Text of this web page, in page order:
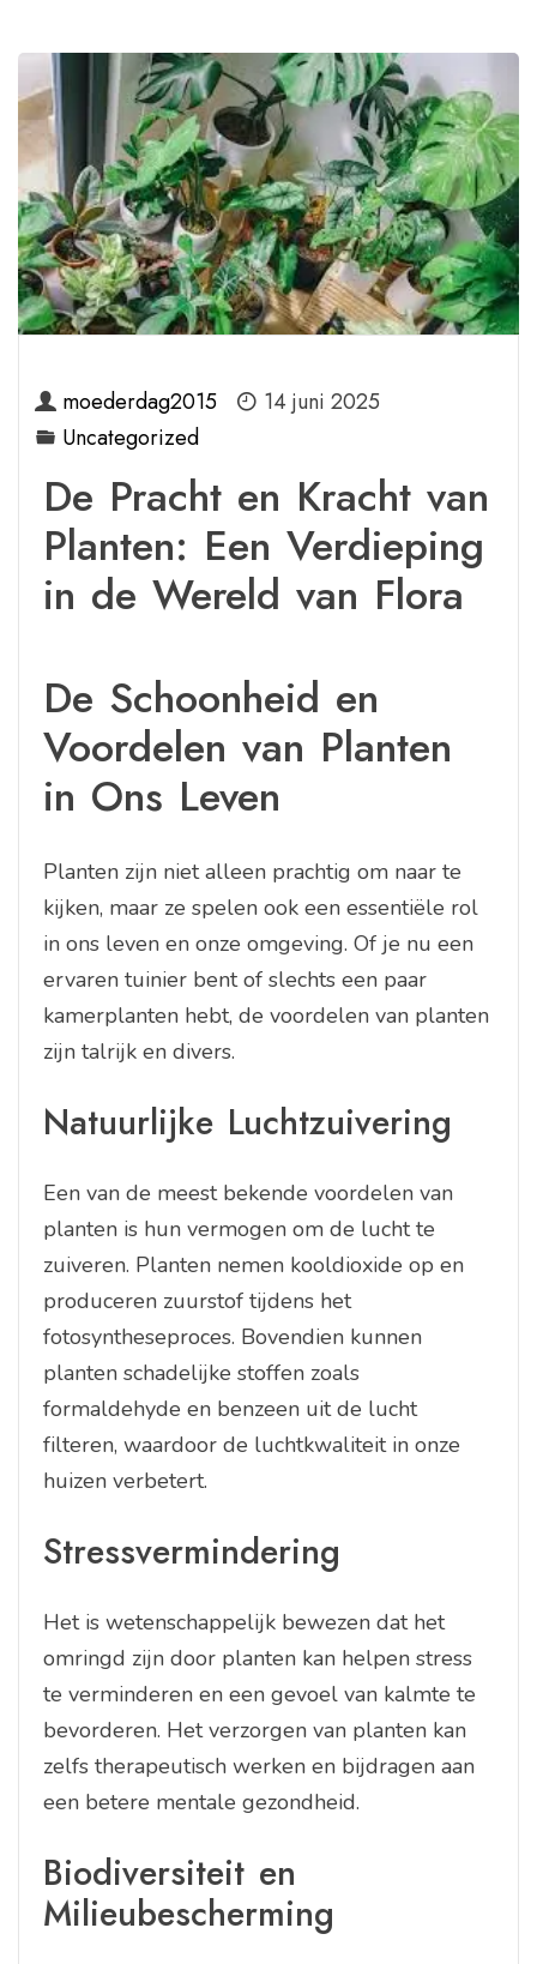
moederdag2015
14 juni 2025
Uncategorized
De Pracht en Kracht van
Planten: Een Verdieping
in de Wereld van Flora
De Schoonheid en
Voordelen van Planten
in Ons Leven
Planten zijn niet alleen prachtig om naar te
kijken, maar ze spelen ook een essentiële rol
in ons leven en onze omgeving. Of je nu een
ervaren tuinier bent of slechts een paar
kamerplanten hebt, de voordelen van planten
zijn talrijk en divers.
Natuurlijke Luchtzuivering
Een van de meest bekende voordelen van
planten is hun vermogen om de lucht te
zuiveren. Planten nemen kooldioxide op en
produceren zuurstof tijdens het
fotosyntheseproces. Bovendien kunnen
planten schadelijke stoffen zoals
formaldehyde en benzeen uit de lucht
filteren, waardoor de luchtkwaliteit in onze
huizen verbetert.
Stressvermindering
Het is wetenschappelijk bewezen dat het
omringd zijn door planten kan helpen stress
te verminderen en een gevoel van kalmte te
bevorderen. Het verzorgen van planten kan
zelfs therapeutisch werken en bijdragen aan
een betere mentale gezondheid.
Biodiversiteit en
Milieubescherming